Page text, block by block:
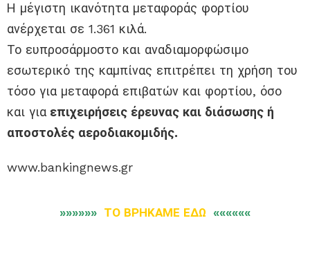
Η μέγιστη ικανότητα μεταφοράς φορτίου
ανέρχεται σε 1.361 κιλά.
Το ευπροσάρμοστο και αναδιαμορφώσιμο
εσωτερικό της καμπίνας επιτρέπει τη χρήση του
τόσο για μεταφορά επιβατών και φορτίου, όσο
και για επιχειρήσεις έρευνας και διάσωσης ή
αποστολές αεροδιακομιδής.
www.bankingnews.gr
»»»»»» ΤΟ ΒΡΗΚΑΜΕ ΕΔΩ ««««««